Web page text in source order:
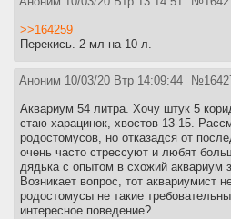
>>164259
Перекись. 2 мл на 10 л.
Аноним 10/03/20 Втр 14:09:44 №
Аквариум 54 литра. Хочу штук 5
стаю харацинок, хвостов 13-15.
родостомусов, но отказадся от
очень часто стрессуют и любят
дядька с опытом в схожий аквариум
Возникает вопрос, тот аквариумист
родостомусы не такие
интересное поведение?